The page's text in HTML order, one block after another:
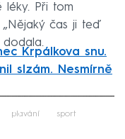
léky. Při tom
„Nějaký čas ji teď
dodala.
Krpálkova snu.
slzám. Nesmírně
plavání sport